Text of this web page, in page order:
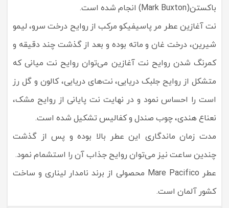
باکستن(Mark Buxton) انجام شده است.
نت آغازین عطر مر پاسیفیکو مرکب از روایح درخت سرو، لیمو
شیرین، درخت غان و ماته بوده و بعد از گذشت چند دقیقه و
کمرنگ شدن روایح نت آغازین می‌توان روایح نت میانی که
متشکل از روایح جلبک دریایی، نت‌های دریایی، کالون و گل رز
است را احساس نمود و در نهایت نت پایانی از روایح مشک،
نعناع هندی، چوب صندل و کفالیس تشکیل شده است.
مدت زمان ماندگاری این عطر بالا بوده و پس از گذشت
چندین ساعت نیز می‌توان روایح جذاب آن را استشمام نمود.
عطر Mare Pacifico محصولی از برند نامدار لیناری و ساخت
کشور آلمان است.